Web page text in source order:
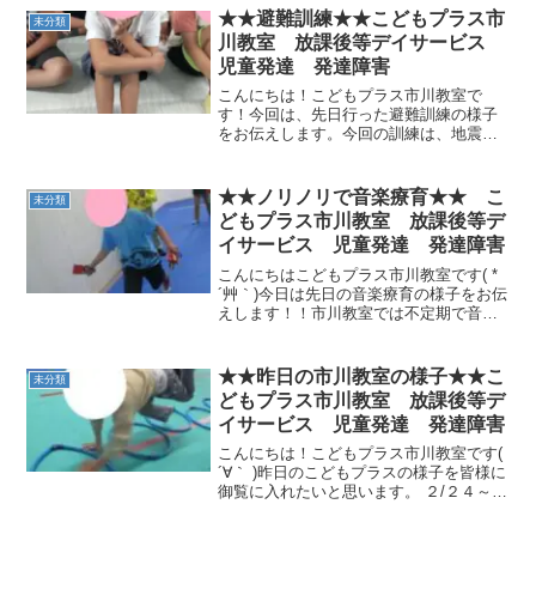
´ω｀●)たくさん遊んだ後は水分補給もバ
ッチリです！！...
未分類
★★避難訓練★★こどもプラス市
川教室 放課後等デイサービス
児童発達 発達障害
こんにちは！こどもプラス市川教室で
す！今回は、先日行った避難訓練の様子
をお伝えします。今回の訓練は、地震、
が起こった時の避難の仕方や約束につい
て学びました。 避難する時の...
未分類
★★ノリノリで音楽療育★★ こ
どもプラス市川教室 放課後等デ
イサービス 児童発達 発達障害
こんにちはこどもプラス市川教室です( *
´艸｀)今日は先日の音楽療育の様子をお伝
えします！！市川教室では不定期で音楽
かすプログラムです鳴子を持って、ゆっ
くり・スキップ・...
未分類
★★昨日の市川教室の様子★★こ
どもプラス市川教室 放課後等デ
イサービス 児童発達 発達障害
こんにちは！こどもプラス市川教室です(
´∀｀ )昨日のこどもプラスの様子を皆様に
御覧に入れたいと思います。 ２/２４～